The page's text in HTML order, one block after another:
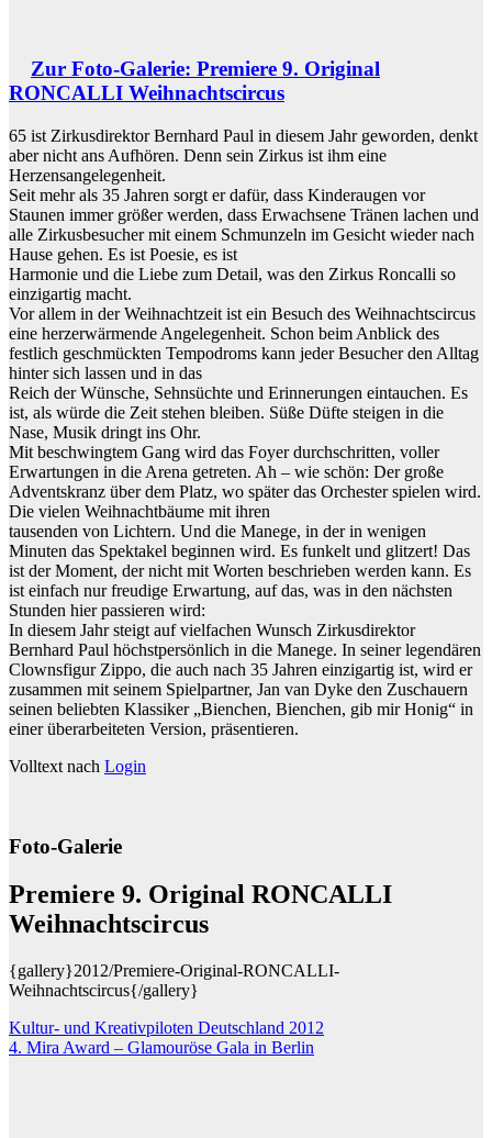
Zur Foto-Galerie: Premiere 9. Original
RONCALLI Weihnachtscircus
65 ist Zirkusdirektor Bernhard Paul in diesem Jahr geworden, denkt
aber nicht ans Aufhören. Denn sein Zirkus ist ihm eine
Herzensangelegenheit.
Seit mehr als 35 Jahren sorgt er dafür, dass Kinderaugen vor
Staunen immer größer werden, dass Erwachsene Tränen lachen und
alle Zirkusbesucher mit einem Schmunzeln im Gesicht wieder nach
Hause gehen. Es ist Poesie, es ist
Harmonie und die Liebe zum Detail, was den Zirkus Roncalli so
einzigartig macht.
Vor allem in der Weihnachtzeit ist ein Besuch des Weihnachtscircus
eine herzerwärmende Angelegenheit. Schon beim Anblick des
festlich geschmückten Tempodroms kann jeder Besucher den Alltag
hinter sich lassen und in das
Reich der Wünsche, Sehnsüchte und Erinnerungen eintauchen. Es
ist, als würde die Zeit stehen bleiben. Süße Düfte steigen in die
Nase, Musik dringt ins Ohr.
Mit beschwingtem Gang wird das Foyer durchschritten, voller
Erwartungen in die Arena getreten. Ah – wie schön: Der große
Adventskranz über dem Platz, wo später das Orchester spielen wird.
Die vielen Weihnachtbäume mit ihren
tausenden von Lichtern. Und die Manege, in der in wenigen
Minuten das Spektakel beginnen wird. Es funkelt und glitzert! Das
ist der Moment, der nicht mit Worten beschrieben werden kann. Es
ist einfach nur freudige Erwartung, auf das, was in den nächsten
Stunden hier passieren wird:
In diesem Jahr steigt auf vielfachen Wunsch Zirkusdirektor
Bernhard Paul höchstpersönlich in die Manege. In seiner legendären
Clownsfigur Zippo, die auch nach 35 Jahren einzigartig ist, wird er
zusammen mit seinem Spielpartner, Jan van Dyke den Zuschauern
seinen beliebten Klassiker „Bienchen, Bienchen, gib mir Honig“ in
einer überarbeiteten Version, präsentieren.
Volltext nach Login
Foto-Galerie
Premiere 9. Original RONCALLI
Weihnachtscircus
{gallery}2012/Premiere-Original-RONCALLI-
Weihnachtscircus{/gallery}
Beitragsnavigation
Kultur- und Kreativpiloten Deutschland 2012
4. Mira Award – Glamouröse Gala in Berlin